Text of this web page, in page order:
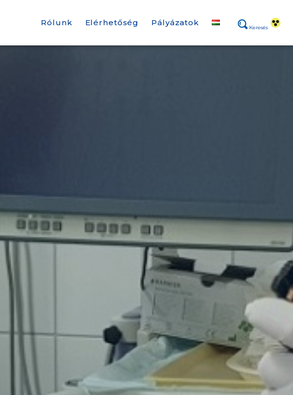
Keresés
Rólunk Elérhetőség Pályázatok